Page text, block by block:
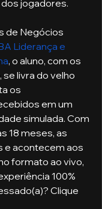
jogadores.
Liderança e
, o aluno, com os
livra do velho
os
em um
simulada. Com
18 meses, as
e acontecem aos
formato ao vivo,
100%
Clique